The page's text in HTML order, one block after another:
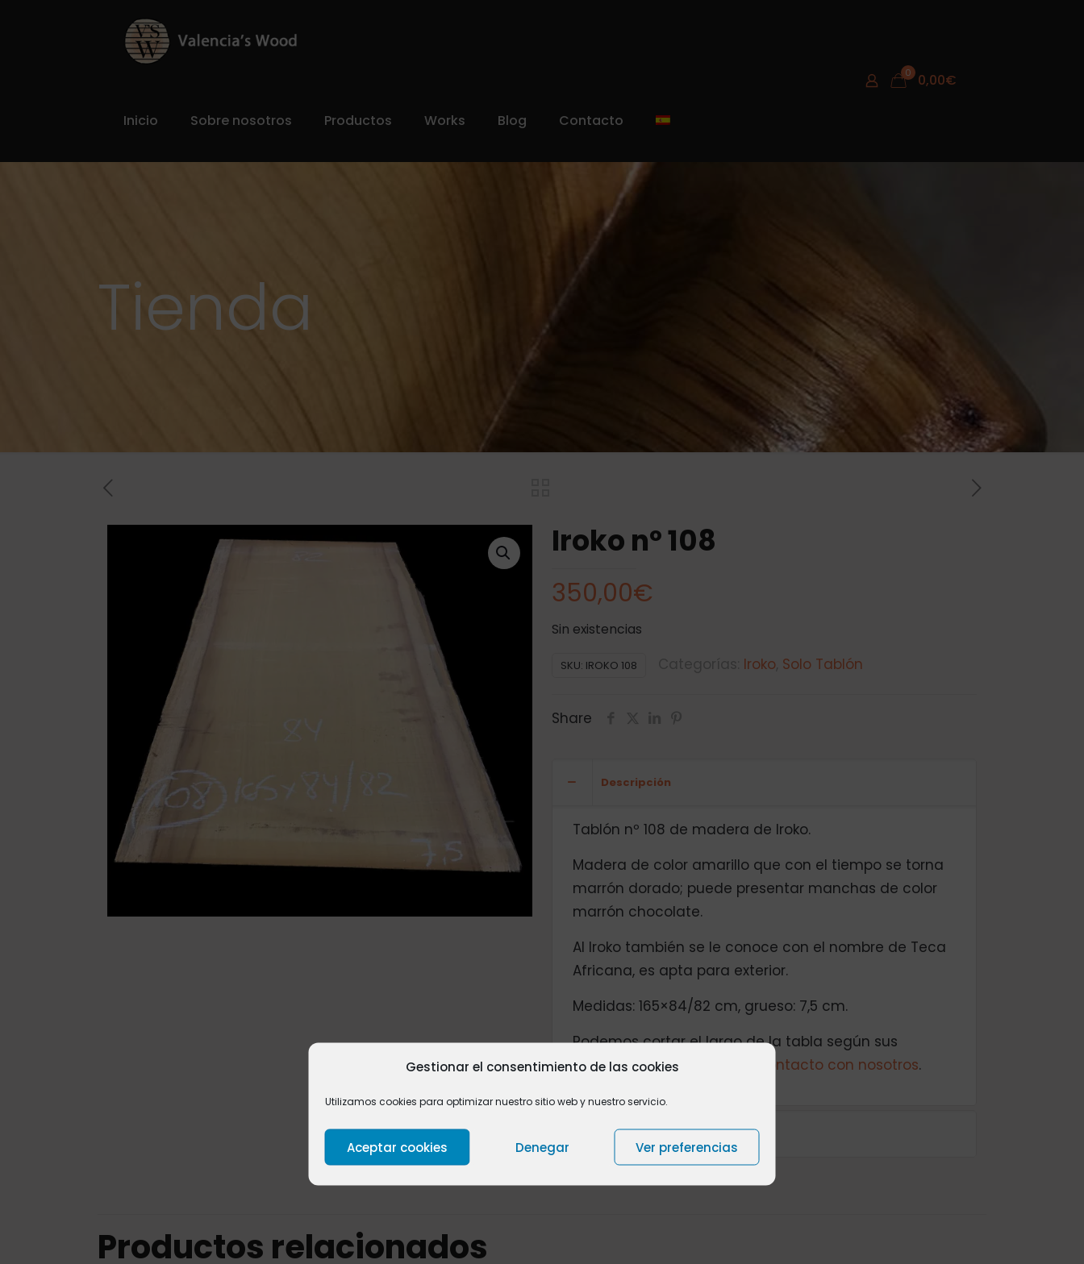
Gestionar el consentimiento de las cookies
Utilizamos cookies para optimizar nuestro sitio web y nuestro servicio.
Aceptar cookies Denegar Ver preferencias
Inicio Sobre nosotros Productos Works Blog Contacto
0 0,00€
Tienda
Iroko nº 108
350,00€
Sin existencias
SKU: IROKO 108 Iroko Solo Tablón
Share
Descripción
Tablón nº 108 de madera de Iroko.
Madera de color amarillo que con el tiempo se torna
marrón dorado; puede presentar manchas de color
marrón chocolate.
Al Iroko también se le conoce con el nombre de Teca
Africana, es apta para exterior.
Medidas: 165×84/82 cm, grueso: 7,5 cm.
Podemos cortar el largo de la tabla según sus
necesidades,póngase en contacto con nosotros.
Valoraciones0
Productos relacionados